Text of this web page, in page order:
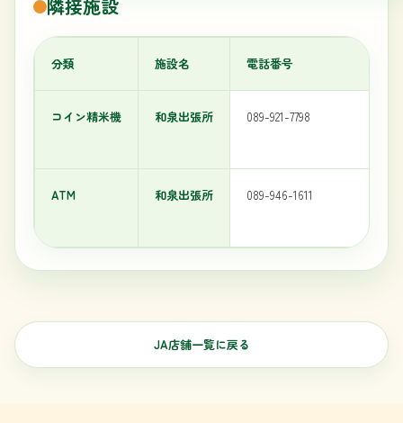
隣接施設
分類 施設名 電話番号
コイン精米機 和泉出張所 089-921-7798
ATM 和泉出張所 089-946-1611
JA店舗一覧に戻る